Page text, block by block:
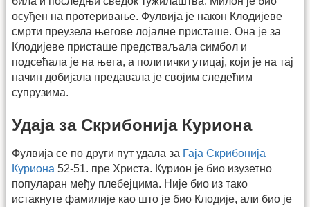
осуђен на протеривање. Фулвија је након Клодијеве
смрти преузела његове лојалне присташе. Она је за
Клодијеве присташе предстваљала симбол и
подсећала је на њега, а политички утицај, који је на тај
начин добијала предавала је својим следећим
супрузима.
Удаја за Скрибонија Куриона
Фулвија се по други пут удала за Гаја Скрибонија
Куриона 52-51. пре Христа. Курион је био изузетно
популаран међу плебејцима. Није био из тако
истакнуте фамилије као што је био Клодије, али био је